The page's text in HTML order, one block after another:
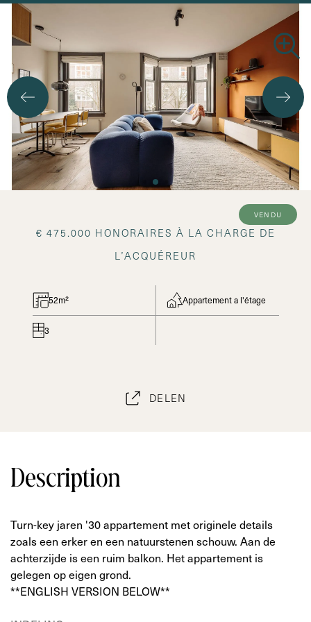
vendu
€ 475.000 HONORAIRES À LA CHARGE DE
L’ACQUÉREUR
52m² Appartement a l'étage
3
DELEN
Description
Turn-key jaren '30 appartement met originele details
zoals een erker en een natuurstenen schouw. Aan de
achterzijde is een ruim balkon. Het appartement is
gelegen op eigen grond.
**ENGLISH VERSION BELOW**